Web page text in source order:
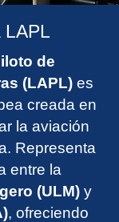
LAPL
de
(LAPL) es
creada en
la aviación
Representa
entre la
(ULM) y
, ofreciendo